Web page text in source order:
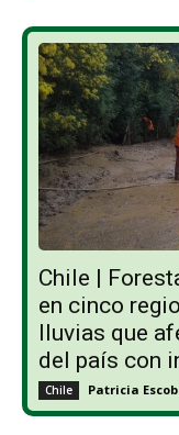
Chile |
en cinco
lluvias que
del país con
Chile Patricia